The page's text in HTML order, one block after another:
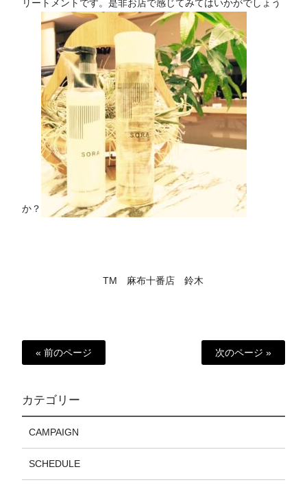
リートメントです。是非お店で感じてみてはいかがでしょう
か？
TM 麻布十番店 鈴木
« 前のページ 次のページ »
カテゴリー
CAMPAIGN
SCHEDULE